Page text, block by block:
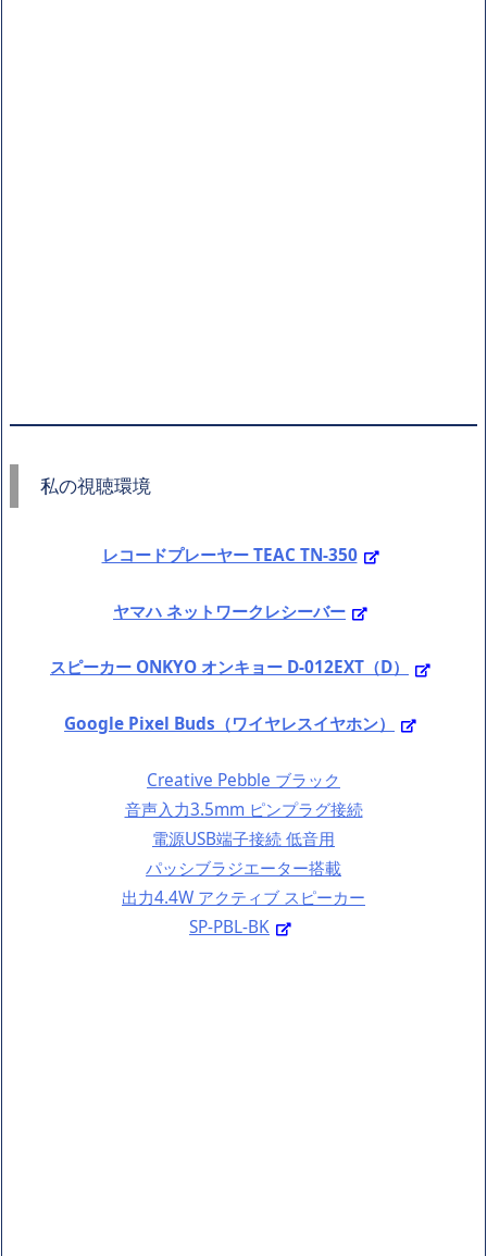
私の視聴環境
レコードプレーヤー TEAC TN-350
ヤマハ ネットワークレシーバー
スピーカー ONKYO オンキョー D-012EXT（D）
Google Pixel Buds（ワイヤレスイヤホン）
Creative Pebble ブラック
音声入力3.5mm ピンプラグ接続
電源USB端子接続 低音用
パッシブラジエーター搭載
出力4.4W アクティブ スピーカー
SP-PBL-BK